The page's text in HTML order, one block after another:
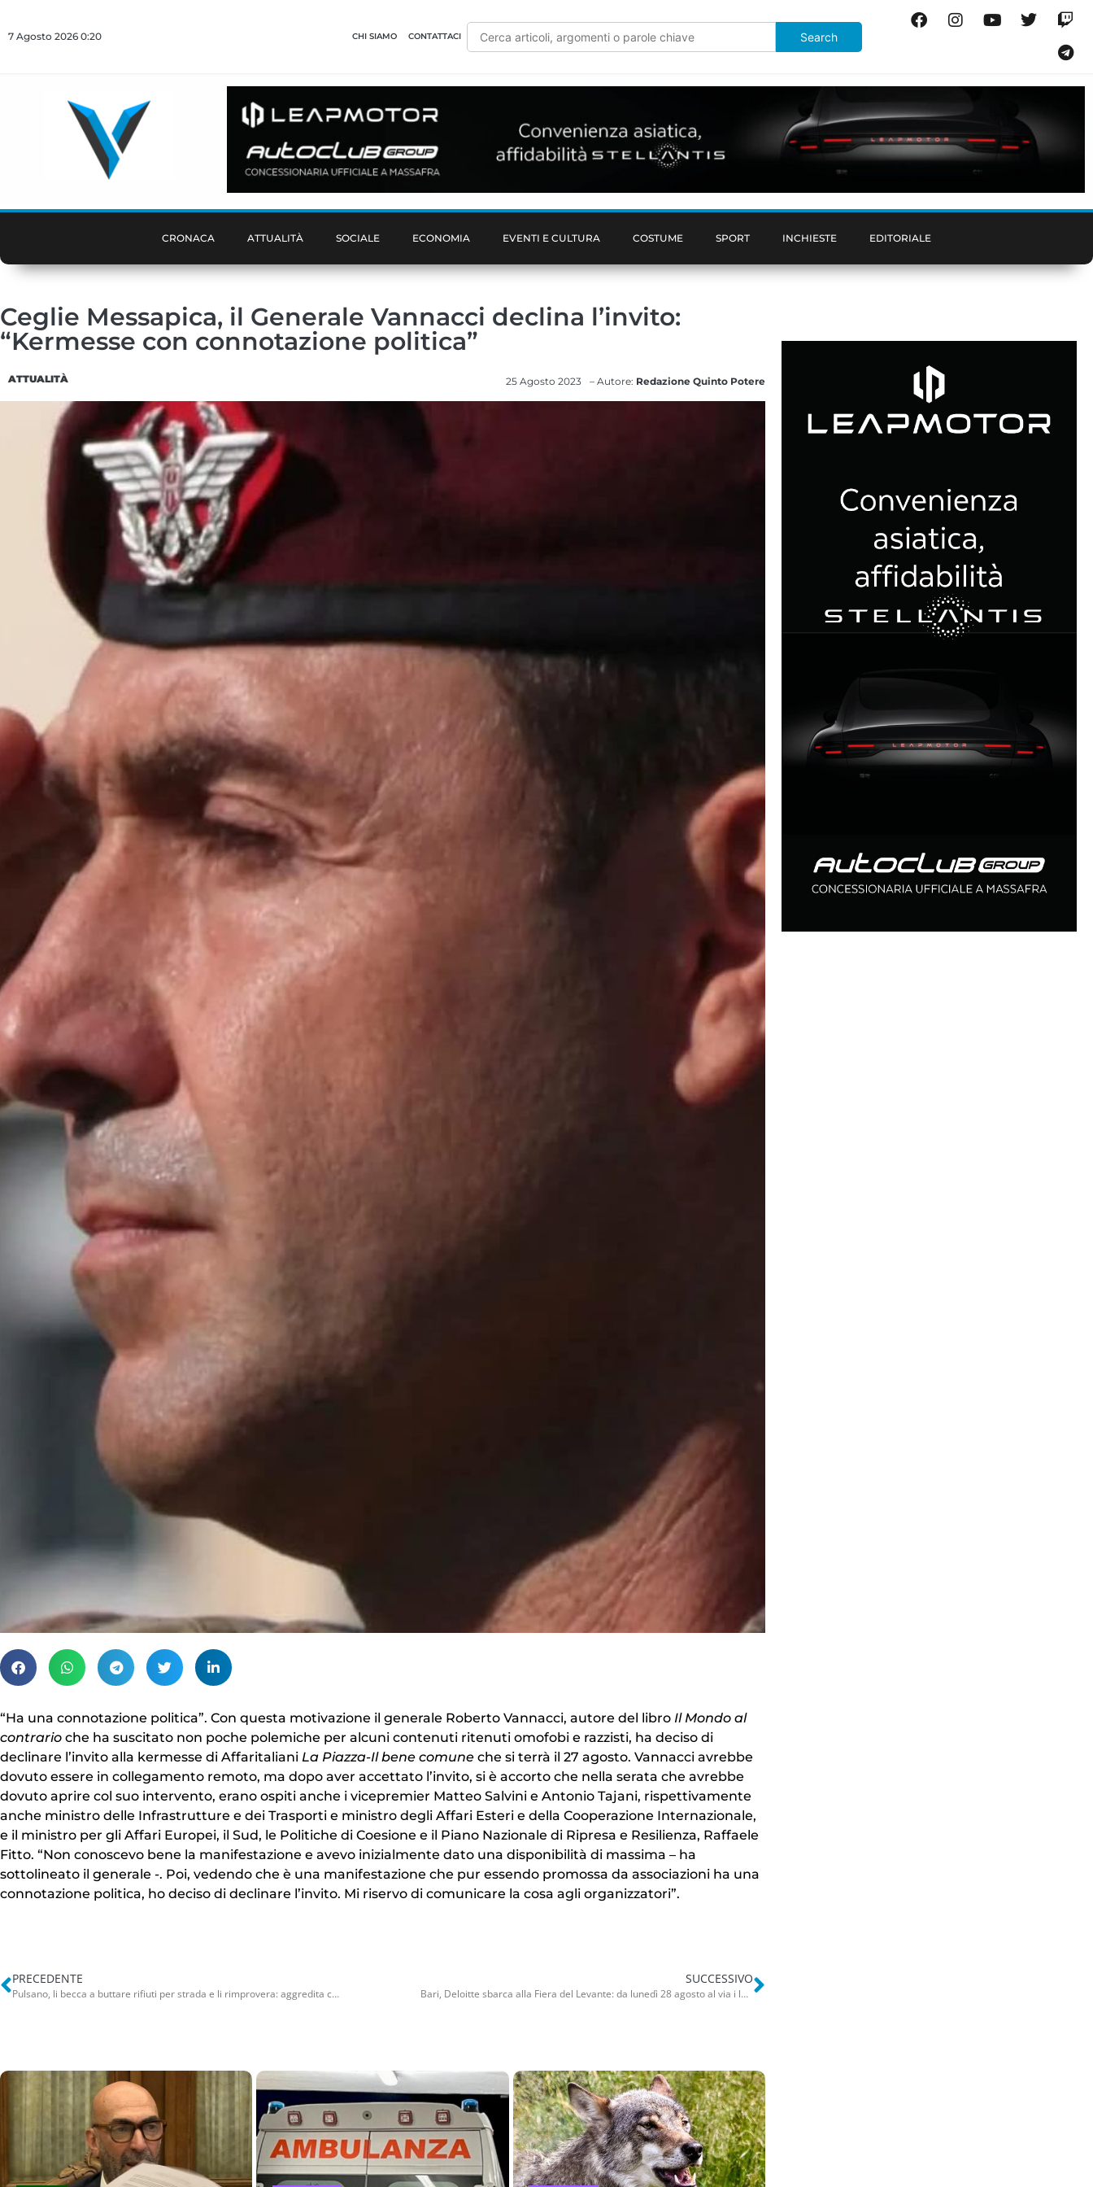
7 Agosto 2026 0:20 CHI SIAMO CONTATTACI
CRONACA ATTUALITÀ SOCIALE ECONOMIA EVENTI E CULTURA COSTUME SPORT INCHIESTE EDITORIALE
Ceglie Messapica, il Generale Vannacci declina l’invito:
“Kermesse con connotazione politica”
ATTUALITÀ 25 Agosto 2023 – Autore: Redazione Quinto Potere
“Ha una connotazione politica”. Con questa motivazione il generale Roberto Vannacci, autore del libro Il Mondo al
contrario che ha suscitato non poche polemiche per alcuni contenuti ritenuti omofobi e razzisti, ha deciso di
declinare l’invito alla kermesse di Affaritaliani La Piazza-Il bene comune che si terrà il 27 agosto. Vannacci avrebbe
dovuto essere in collegamento remoto, ma dopo aver accettato l’invito, si è accorto che nella serata che avrebbe
dovuto aprire col suo intervento, erano ospiti anche i vicepremier Matteo Salvini e Antonio Tajani, rispettivamente
anche ministro delle Infrastrutture e dei Trasporti e ministro degli Affari Esteri e della Cooperazione Internazionale,
e il ministro per gli Affari Europei, il Sud, le Politiche di Coesione e il Piano Nazionale di Ripresa e Resilienza, Raffaele
Fitto. “Non conoscevo bene la manifestazione e avevo inizialmente dato una disponibilità di massima – ha
sottolineato il generale -. Poi, vedendo che è una manifestazione che pur essendo promossa da associazioni ha una
connotazione politica, ho deciso di declinare l’invito. Mi riservo di comunicare la cosa agli organizzatori”.
PRECEDENTE
Pulsano, li becca a buttare rifiuti per strada e li rimprovera: aggredita consigliera
SUCCESSIVO
Bari, Deloitte sbarca alla Fiera del Levante: da lunedì 28 agosto al via i lavori